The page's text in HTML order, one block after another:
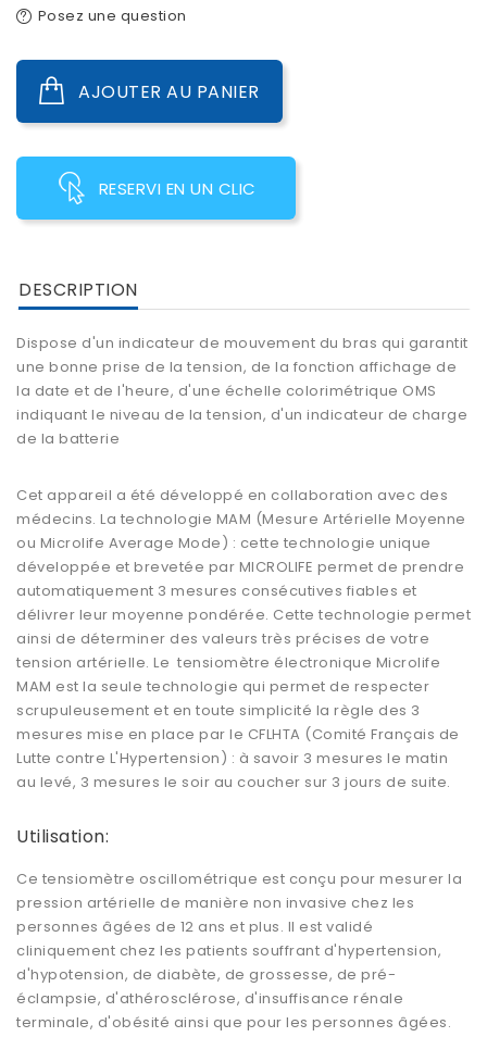
Posez une question
AJOUTER AU PANIER
RESERVI EN UN CLIC
DESCRIPTION
Dispose d'un indicateur de mouvement du bras qui garantit
une bonne prise de la tension, de la fonction affichage de
la date et de l'heure, d'une échelle colorimétrique OMS
indiquant le niveau de la tension, d'un indicateur de charge
de la batterie
Cet appareil a été développé en collaboration avec des
médecins. La technologie MAM (Mesure Artérielle Moyenne
ou Microlife Average Mode) : cette technologie unique
développée et brevetée par MICROLIFE permet de prendre
automatiquement 3 mesures consécutives fiables et
délivrer leur moyenne pondérée. Cette technologie permet
ainsi de déterminer des valeurs très précises de votre
tension artérielle. Le tensiomètre électronique Microlife
MAM est la seule technologie qui permet de respecter
scrupuleusement et en toute simplicité la règle des 3
mesures mise en place par le CFLHTA (Comité Français de
Lutte contre L'Hypertension) : à savoir 3 mesures le matin
au levé, 3 mesures le soir au coucher sur 3 jours de suite.
Utilisation:
Ce tensiomètre oscillométrique est conçu pour mesurer la
pression artérielle de manière non invasive chez les
personnes âgées de 12 ans et plus. Il est validé
cliniquement chez les patients souffrant d'hypertension,
d'hypotension, de diabète, de grossesse, de pré-
éclampsie, d'athérosclérose, d'insuffisance rénale
terminale, d'obésité ainsi que pour les personnes âgées.